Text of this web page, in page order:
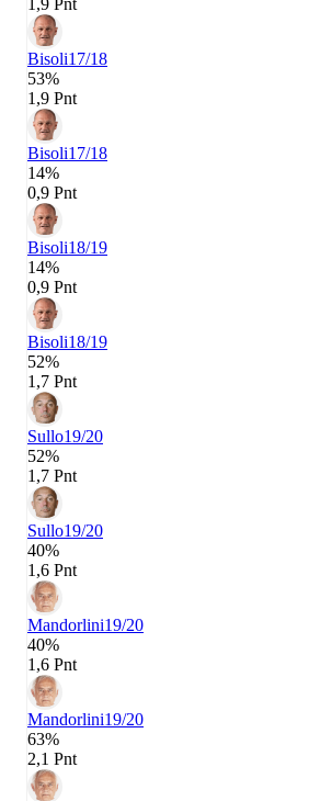
1,9 Pnt
Bisoli17/18
53%
1,9 Pnt
Bisoli17/18
14%
0,9 Pnt
Bisoli18/19
14%
0,9 Pnt
Bisoli18/19
52%
1,7 Pnt
Sullo19/20
52%
1,7 Pnt
Sullo19/20
40%
1,6 Pnt
Mandorlini19/20
40%
1,6 Pnt
Mandorlini19/20
63%
2,1 Pnt